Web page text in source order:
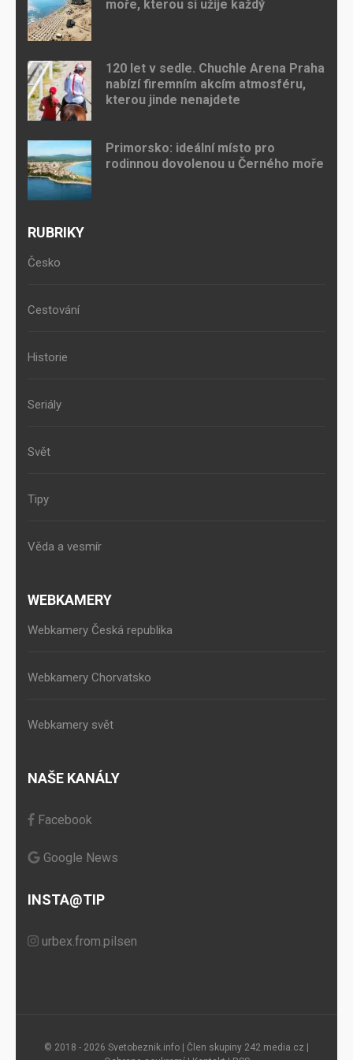
moře, kterou si užije každý
120 let v sedle. Chuchle Arena Praha
nabízí firemním akcím atmosféru,
kterou jinde nenajdete
Primorsko: ideální místo pro
rodinnou dovolenou u Černého moře
RUBRIKY
Česko
Cestování
Historie
Seriály
Svět
Tipy
Věda a vesmír
WEBKAMERY
Webkamery Česká republika
Webkamery Chorvatsko
Webkamery svět
NAŠE KANÁLY
Facebook
Google News
INSTA@TIP
urbex.from.pilsen
© 2018 - 2026 Svetobeznik.info | Člen skupiny 242.media.cz |